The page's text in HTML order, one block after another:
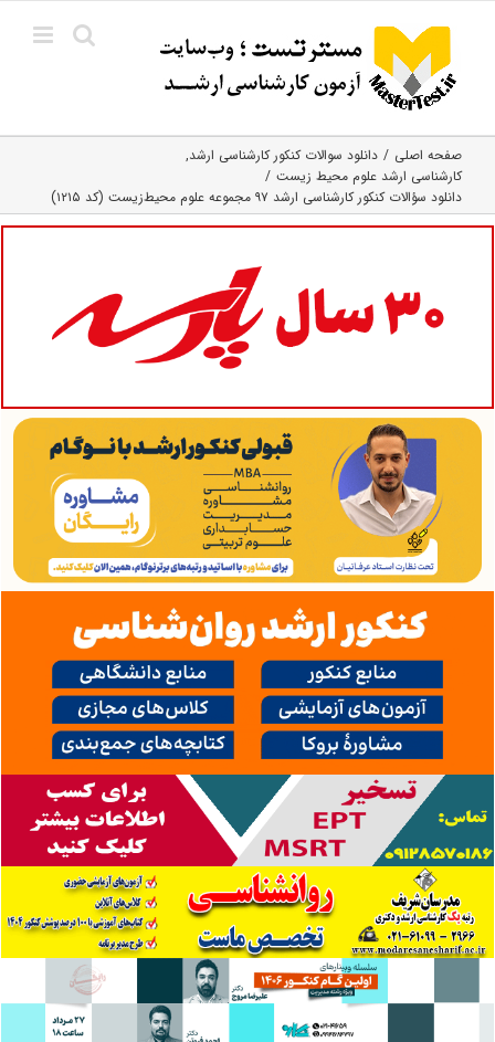
content
صفحه اصلی
دانلود سوالات کنکور کارشناسی ارشد
کارشناسی ارشد علوم محیط‌ زیست
دانلود سؤالات کنکور کارشناسی ارشد ۹۷ مجموعه علوم محیط‌زیست (کد ۱۲۱۵)